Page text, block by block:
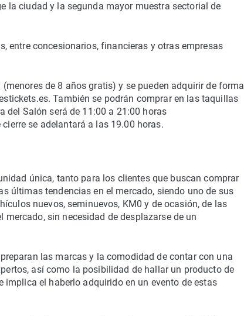
la ciudad y la segunda mayor muestra sectorial de
entre concesionarios, financieras y otras empresas
de 8 años gratis) y se pueden adquirir de forma
También se podrán comprar en las taquillas
del Salón será de 11:00 a 21:00 horas
se adelantará a las 19.00 horas.
única, tanto para los clientes que buscan comprar
últimas tendencias en el mercado, siendo uno de sus
nuevos, seminuevos, KM0 y de ocasión, de las
sin necesidad de desplazarse de un
las marcas y la comodidad de contar con una
así como la posibilidad de hallar un producto de
el haberlo adquirido en un evento de estas